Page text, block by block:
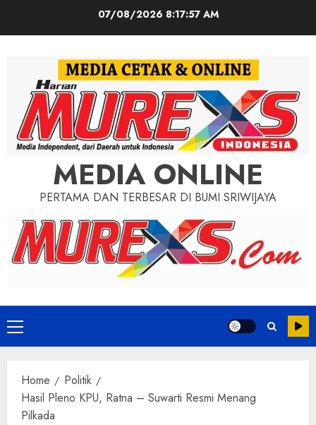
07/08/2026 8:17:59 AM
MEDIA ONLINE
PERTAMA DAN TERBESAR DI BUMI SRIWIJAYA
Primary
Menu
Home
Politik
Hasil Pleno KPU, Ratna – Suwarti Resmi Menang
Pilkada